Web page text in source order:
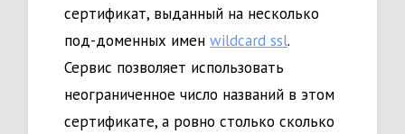
сертификат, выданный на несколько
под-доменных именwildcard ssl.
Сервис позволяет использовать
неограниченное число названий в этом
сертификате, а ровно столько сколько